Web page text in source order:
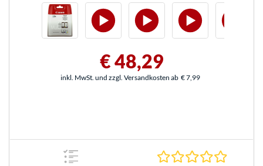
€ 48,29
inkl. MwSt. und zzgl. Versandkosten ab € 7,99